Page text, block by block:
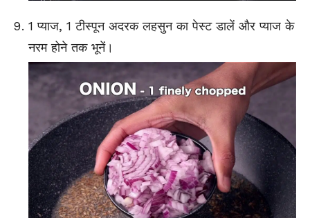
1 प्याज, 1 टीस्पून अदरक लहसुन का पेस्ट डालें और प्याज के
नरम होने तक भूनें।